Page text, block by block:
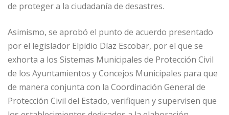
de proteger a la ciudadanía de desastres.
Asimismo, se aprobó el punto de acuerdo presentado
por el legislador Elpidio Díaz Escobar, por el que se
exhorta a los Sistemas Municipales de Protección Civil
de los Ayuntamientos y Concejos Municipales para que
de manera conjunta con la Coordinación General de
Protección Civil del Estado, verifiquen y supervisen que